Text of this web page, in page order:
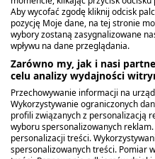
Zawartość saszetki
poprzez mieszanie.
infekcji zalecane
30 dni, najlepiej
W celu
saszetki przez
dwa kolejne dni pić
Aby wycofać zgodę kliknij odcisk
pozycję Moje dane, na tej stronie
wybory zostaną zasygnalizowane
wpływu na dane przeglądania.
Zarówno my, jak i nasi
celu analizy wydajności
Przechowywanie informacji na
Wykorzystywanie ograniczonych
profili związanych z personalizacją
wyboru spersonalizowanych
personalizacji treści.
spersonalizowanych treści. Pomiar